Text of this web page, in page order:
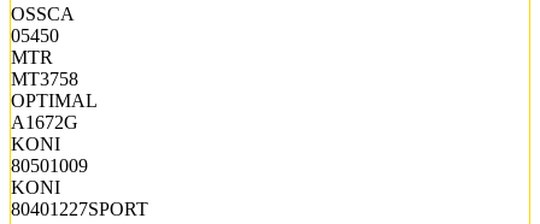
OSSCA
05450
MTR
MT3758
OPTIMAL
A1672G
KONI
80501009
KONI
80401227SPORT